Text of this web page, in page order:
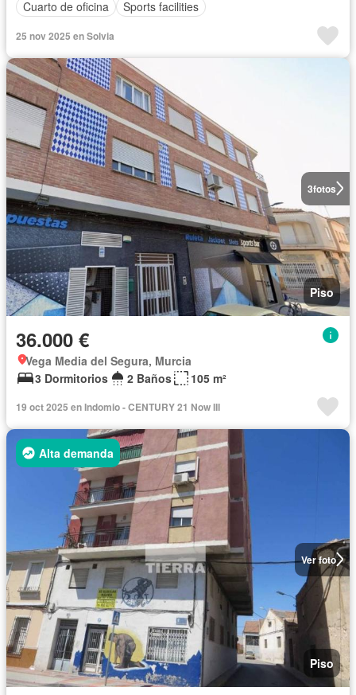
Cuarto de oficina Sports facilities
25 nov 2025 en Solvia
3fotos
Piso
36.000 €
Vega Media del Segura, Murcia
3 Dormitorios
2 Baños 105 m²
19 oct 2025 en Indomio - CENTURY 21 Now III
Ver foto
Alta demanda
Piso